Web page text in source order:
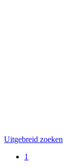
Uitgebreid zoeken
1